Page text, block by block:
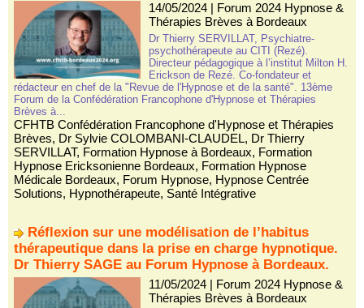
14/05/2024| Forum 2024 Hypnose &
Thérapies Brèves à Bordeaux
Dr Thierry SERVILLAT, Psychiatre-
psychothérapeute au CITI (Rezé).
Directeur pédagogique à l’institut Milton H.
Erickson de Rezé. Co-fondateur et
rédacteur en chef de la "Revue de l'Hypnose et de la santé". 13ème
Forum de la Confédération Francophone d'Hypnose et Thérapies
Brèves à...
CFHTB Confédération Francophone d'Hypnose et Thérapies
Brèves, Dr Sylvie COLOMBANI-CLAUDEL, Dr Thierry
SERVILLAT, Formation Hypnose à Bordeaux, Formation
Hypnose Ericksonienne Bordeaux, Formation Hypnose
Médicale Bordeaux, Forum Hypnose, Hypnose Centrée
Solutions, Hypnothérapeute, Santé Intégrative
Réflexion sur une modélisation de l’habitus
thérapeutique dans la prise en charge hypnotique.
Dr Thierry SAGE au Forum Hypnose à Bordeaux.
11/05/2024| Forum 2024 Hypnose &
Thérapies Brèves à Bordeaux